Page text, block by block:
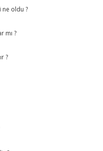
ne oldu ?
mı ?
?